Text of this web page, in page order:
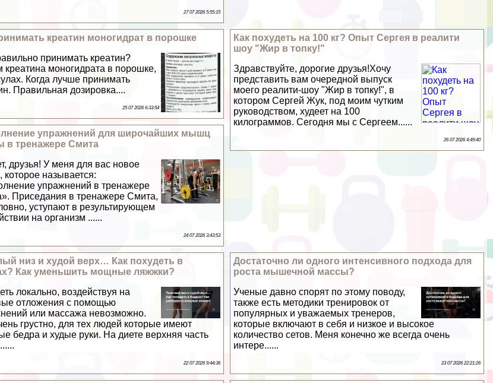
27 07 2026 5:55:15
Как похудеть на 100 кг? Опыт Сергея в реалити
шоу "Жир в топку!"
Здравствуйте, дорогие друзья!Хочу
представить вам очередной выпуск
моего реалити-шоу "Жир в топку!", в
котором Сергeй Жук, под моим чутким
руководством, худеет на 100
килограммов. Сегодня мы с Сергеем......
26 07 2026 4:49:40
креатин моногидрат в порошке
принимать креатин?
креатина моногидрата в порошке,
Когда лучше принимать
Правильная дозировка....
25 07 2026 6:33:54
упражнений для широчайших мышц
в тренажере Смита
друзья! У меня для вас новое
которое называется:
упражнений в тренажере
Приседания в тренажере Смита,
уступают в результирующем
на организм ......
24 07 2026 3:43:53
Достаточно ли одного интенсивного подхода для
роста мышечной массы?
Ученые давно спорят по этому поводу,
также есть методики тренировок от
популярных и уважаемых тренеров,
которые включают в себя и низкое и высокое
количество сетов. Меня конечно же всегда очень
интере......
23 07 2026 22:21:26
низ и худой верх… Как похудеть в
Как уменьшить мощные ляжжки?
локально, воздействуя на
отложения с помощью
или массажа невозможно.
грустно, для тех людей которые имеют
бедра и худые руки. На диете верхняя часть
22 07 2026 9:44:36